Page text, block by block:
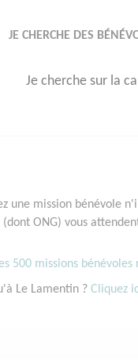
JE CHERCHE DES
Je cherche sur la
une mission bénévole
ONG) vous
500 missions
Le Lamentin ? Cliquez